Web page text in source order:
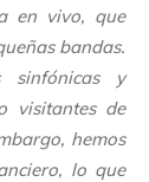
en vivo, que
bandas.
sinfónicas y
visitantes de
hemos
lo que